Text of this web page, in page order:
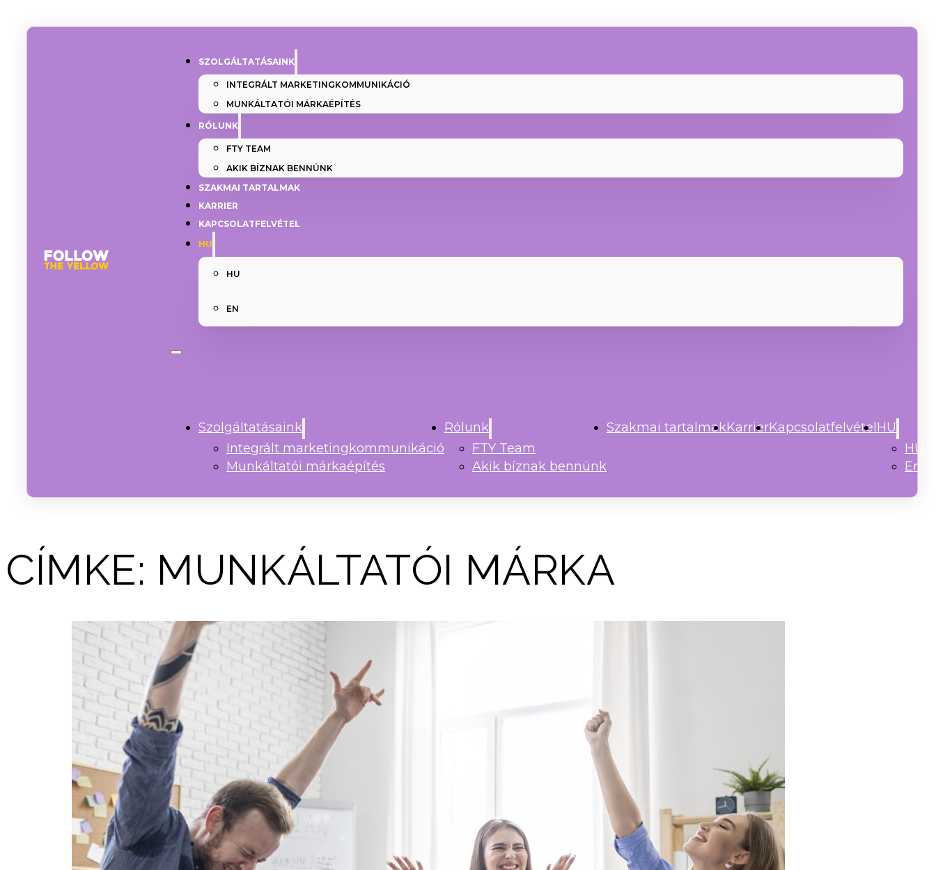
SZOLGÁLTATÁSAINK
INTEGRÁLT MARKETINGKOMMUNIKÁCIÓ
MUNKÁLTATÓI MÁRKAÉPÍTÉS
RÓLUNK
FTY TEAM
AKIK BÍZNAK BENNÜNK
SZAKMAI TARTALMAK
KARRIER
KAPCSOLATFELVÉTEL
HU
HU
EN
Szolgáltatásaink
Integrált marketingkommunikáció
Munkáltatói márkaépítés
Rólunk
FTY Team
Akik bíznak bennünk
Szakmai tartalmakKarrierKapcsolatfelvételHU
HU
En
CÍMKE: MUNKÁLTATÓI MÁRKA